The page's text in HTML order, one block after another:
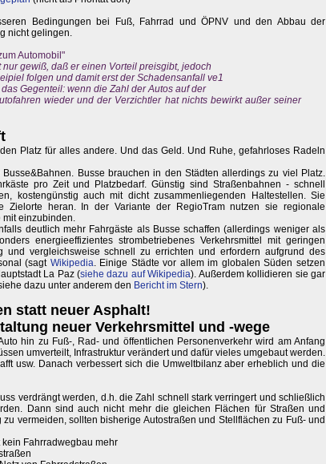
Bedingungen bei Fuß, Fahrrad und ÖPNV und den Abbau der
nicht gelingen.
Automobil"
gewiß, daß er einen Vorteil preisgibt, jedoch
folgen und damit erst der Schadensanfall ve1
Gegenteil: wenn die Zahl der Autos auf der
wieder und der Verzichtler hat nichts bewirkt außer seiner
Platz für alles andere. Und das Geld. Und Ruhe, gefahrloses Radeln
Busse brauchen in den Städten allerdings zu viel Platz.
pro Zeit und Platzbedarf. Günstig sind Straßenbahnen - schnell
kostengünstig auch mit dicht zusammenliegenden Haltestellen. Sie
Zielorte heran. In der Variante der RegioTram nutzen sie regionale
mit einzubinden.
deutlich mehr Fahrgäste als Busse schaffen (allerdings weniger als
energieeffizientes strombetriebenes Verkehrsmittel mit geringen
und vergleichsweise schnell zu errichten und erfordern aufgrund des
(sagt Wikipedia. Einige Städte vor allem im globalen Süden setzen
La Paz (siehe dazu auf Wikipedia). Außerdem kollidieren sie gar
dazu unter anderem den Bericht im Stern).
statt neuer Asphalt!
neuer Verkehrsmittel und -wege
hin zu Fuß-, Rad- und öffentlichen Personenverkehr wird am Anfang
umverteilt, Infrastruktur verändert und dafür vieles umgebaut werden.
usw. Danach verbessert sich die Umweltbilanz aber erheblich und die
verdrängt werden, d.h. die Zahl schnell stark verringert und schließlich
Dann sind auch nicht mehr die gleichen Flächen für Straßen und
vermeiden, sollten bisherige Autostraßen und Stellflächen zu Fuß- und
Fahrradwegbau mehr